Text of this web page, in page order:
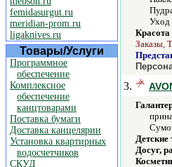
femidasurgut.ru
meridian-prom.ru
ligaknives.ru
Товары/Услуги
Программное
обеспечение
Комплексное
обеспечение
канцтоварами
Поставка бумаги
Доставка канцелярии
Установка квартирных
водосчетчиков
СКУД
Уход
Красота
Заказы,
3.
Детские
Досуг,